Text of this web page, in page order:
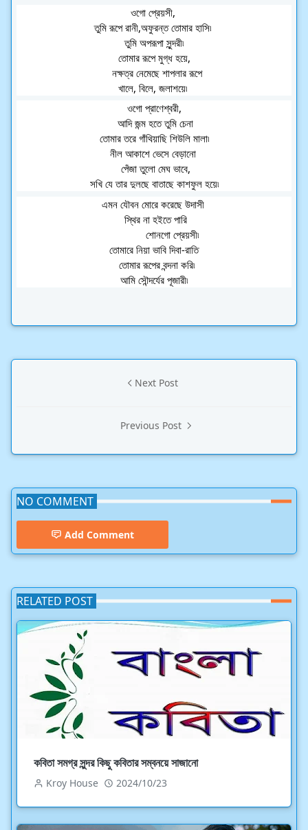
ওগো প্রেয়সী,
তুমি রূপে রানী,অফুরন্ত তোমার হাসি৷
তুমি অপরূপা সুন্দরী৷
তোমার রূপে মুগ্ধ হয়ে,
  নক্ষত্র নেমেছে শাপলার রূপে
খালে, বিলে, জলাশয়ে৷
ওগো প্রাণেশ্বরী,
আদি জন্ম হতে তুমি চেনা
তোমার তরে গাঁথিয়াছি শিউলি মালা৷
নীল আকাশে ভেসে বেড়ানো
পেঁজা তুলো মেঘ ভাবে,
সখি যে তার দুলছে বাতাছে কাশফুল হয়ে৷
এমন যৌবন মোরে করেছে উদাসী
স্থির না হইতে পারি
              শোনগো প্রেয়সী৷
তোমারে নিয়া ভাবি দিবা-রাতি
   তোমার রূপের বন্দনা করি৷
আমি সৌন্দর্যের পূজারী৷
Next Post
Previous Post
NO COMMENT
Add Comment
RELATED POST
কবিতা সমগ্র সুন্দর কিছু কবিতার সম্বনয়ে সাজানো
Kroy House 2024/10/23